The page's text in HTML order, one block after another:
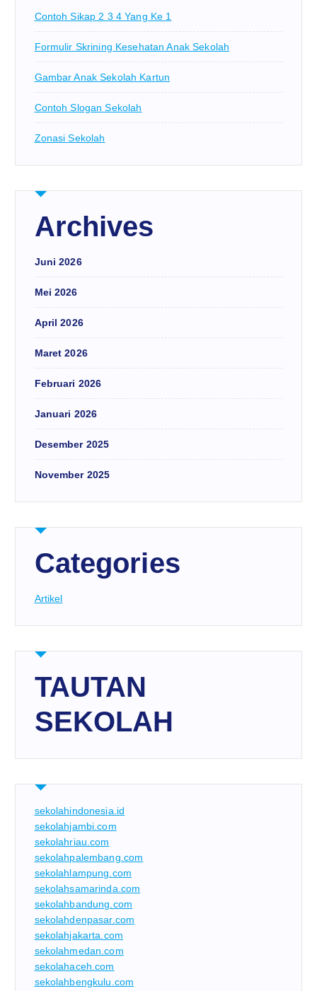
Contoh Sikap 2 3 4 Yang Ke 1
Formulir Skrining Kesehatan Anak Sekolah
Gambar Anak Sekolah Kartun
Contoh Slogan Sekolah
Zonasi Sekolah
Archives
Juni 2026
Mei 2026
April 2026
Maret 2026
Februari 2026
Januari 2026
Desember 2025
November 2025
Categories
Artikel
TAUTAN
SEKOLAH
sekolahindonesia.id
sekolahjambi.com
sekolahriau.com
sekolahpalembang.com
sekolahlampung.com
sekolahsamarinda.com
sekolahbandung.com
sekolahdenpasar.com
sekolahjakarta.com
sekolahmedan.com
sekolahaceh.com
sekolahbengkulu.com